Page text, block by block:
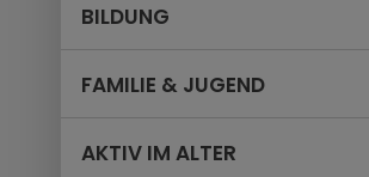
BILDUNG
FAMILIE & JUGEND
AKTIV IM ALTER